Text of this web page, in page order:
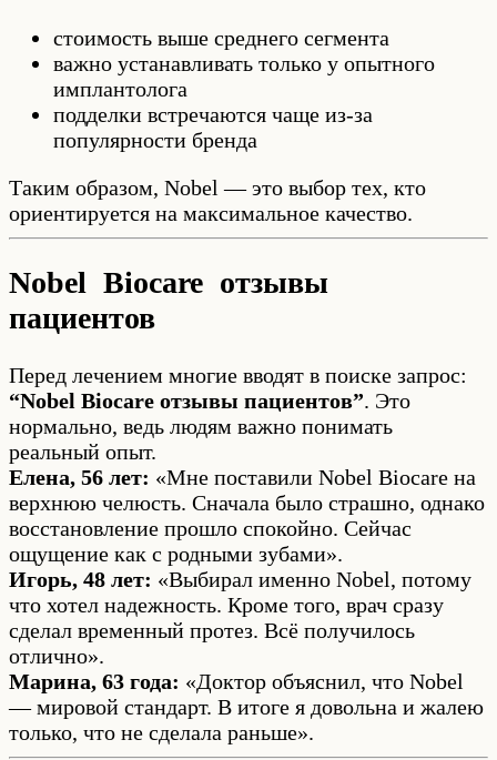
стоимость выше среднего сегмента
важно устанавливать только у опытного
имплантолога
подделки встречаются чаще из-за
популярности бренда
Таким образом, Nobel — это выбор тех, кто
ориентируется на максимальное качество.
Nobel Biocare отзывы
пациентов
Перед лечением многие вводят в поиске запрос:
“Nobel Biocare отзывы пациентов”. Это
нормально, ведь людям важно понимать
реальный опыт.
Елена, 56 лет: «Мне поставили Nobel Biocare на
верхнюю челюсть. Сначала было страшно, однако
восстановление прошло спокойно. Сейчас
ощущение как с родными зубами».
Игорь, 48 лет: «Выбирал именно Nobel, потому
что хотел надежность. Кроме того, врач сразу
сделал временный протез. Всё получилось
отлично».
Марина, 63 года: «Доктор объяснил, что Nobel
— мировой стандарт. В итоге я довольна и жалею
только, что не сделала раньше».